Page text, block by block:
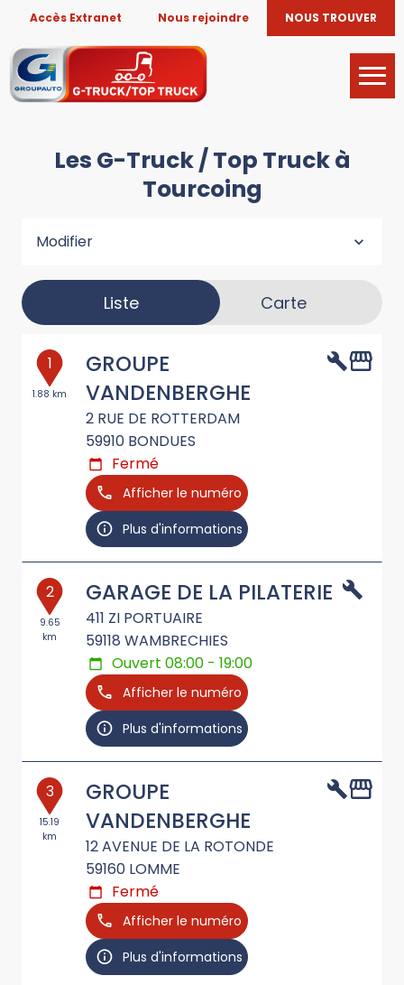
Accès Extranet Nous rejoindre NOUS TROUVER
Les G-Truck / Top Truck à
Tourcoing
Modifier
Liste Carte
1
1.88 km
GROUPE
VANDENBERGHE
2 RUE DE ROTTERDAM
59910 BONDUES
Fermé
Afficher le numéro
Plus d'informations
2
9.65
km
GARAGE DE LA PILATERIE
411 ZI PORTUAIRE
59118 WAMBRECHIES
Ouvert 08:00 - 19:00
Afficher le numéro
Plus d'informations
3
15.19
km
GROUPE
VANDENBERGHE
12 AVENUE DE LA ROTONDE
59160 LOMME
Fermé
Afficher le numéro
Plus d'informations